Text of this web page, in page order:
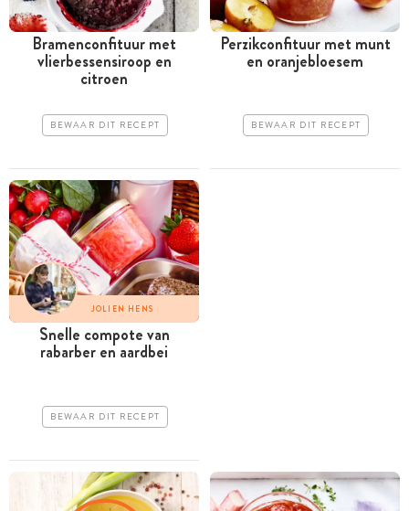
Bramenconfituur met
vlierbessensiroop en
citroen
BEWAAR DIT RECEPT
Perzikconfituur met munt
en oranjebloesem
BEWAAR DIT RECEPT
JOLIEN HENS
Snelle compote van
rabarber en aardbei
BEWAAR DIT RECEPT